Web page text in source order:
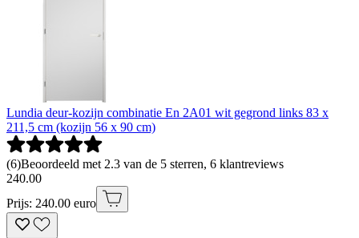
Lundia deur-kozijn combinatie En 2A01 wit gegrond links 83 x
211,5 cm (kozijn 56 x 90 cm)
(6)Beoordeeld met 2.3 van de 5 sterren, 6 klantreviews
240.00
Prijs: 240.00 euro